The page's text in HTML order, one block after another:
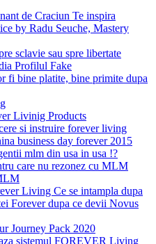
de Craciun Te inspira
by Radu Seuche, Mastery
sclavie sau spre libertate
Profilul Fake
fi bine platite, bine primite dupa
Livinig Products
si instruire forever living
business day forever 2015
mlm din usa in usa !?
care nu rezonez cu MLM
Living Ce se intampla dupa
Forever dupa ce devii Novus
Journey Pack 2020
sistemul FOREVER Living